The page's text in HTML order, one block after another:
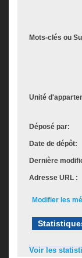
Mots-clés ou
Unité
Déposé par:
Date de dépôt:
Dernière
Adresse URL :
Modifier les
Voir les